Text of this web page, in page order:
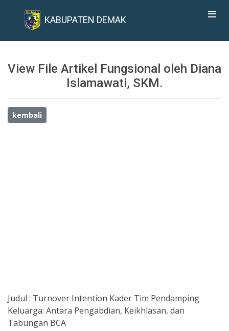
KABUPATEN DEMAK
View File Artikel Fungsional oleh Diana
Islamawati, SKM.
kembali
Judul : Turnover Intention Kader Tim Pendamping
Keluarga: Antara Pengabdian, Keikhlasan, dan
Tabungan BCA